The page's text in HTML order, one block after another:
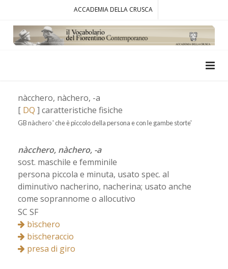
ACCADEMIA DELLA CRUSCA
nàcchero, nàchero, -a
[ DQ ] caratteristiche fisiche
GB nàchero ' che è piccolo della persona e con le gambe storte'
nàcchero, nàchero, -a
sost. maschile e femminile
persona piccola e minuta, usato spec. al
diminutivo nacherino, nacherina; usato anche
come soprannome o allocutivo
SC SF
bìschero
bischeraccio
presa di giro